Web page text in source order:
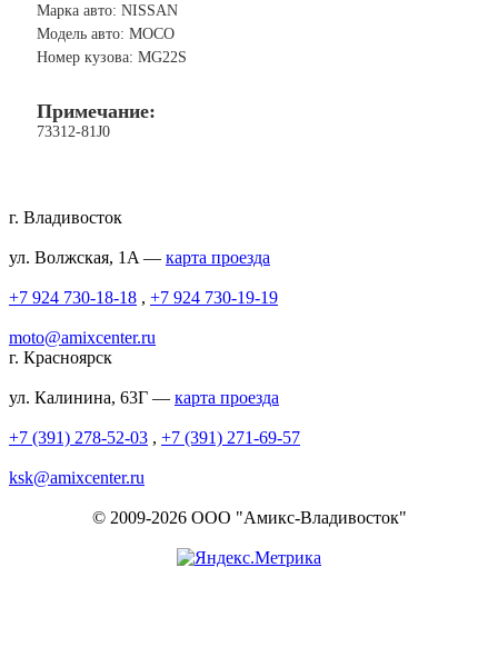
Марка авто: NISSAN
Модель авто: MOCO
Номер кузова: MG22S
Примечание:
73312-81J0
г. Владивосток
ул. Волжская, 1A — карта проезда
+7 924 730-18-18 , +7 924 730-19-19
moto@amixcenter.ru
г. Красноярск
ул. Калинина, 63Г — карта проезда
+7 (391) 278-52-03 , +7 (391) 271-69-57
ksk@amixcenter.ru
© 2009-2026 ООО "Амикс-Владивосток"